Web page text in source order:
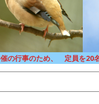
行事のため、 定員を20名